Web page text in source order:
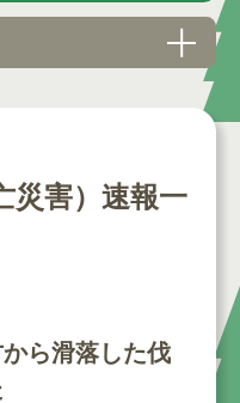
災害）速報一
ら滑落した伐